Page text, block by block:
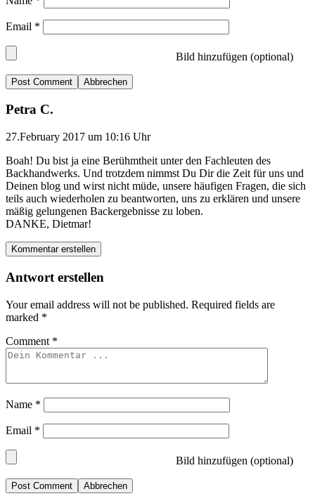
Email *
Bild hinzufügen (optional)
Abbrechen
Petra C.
27.February 2017 um 10:16 Uhr
Boah! Du bist ja eine Berühmtheit unter den Fachleuten des
Backhandwerks. Und trotzdem nimmst Du Dir die Zeit für uns und
Deinen blog und wirst nicht müde, unsere häufigen Fragen, die sich
teils auch wiederholen zu beantworten, uns zu erklären und unsere
mäßig gelungenen Backergebnisse zu loben.
DANKE, Dietmar!
Kommentar erstellen
Antwort erstellen
Your email address will not be published. Required fields are
marked *
Comment *
Name *
Email *
Bild hinzufügen (optional)
Abbrechen